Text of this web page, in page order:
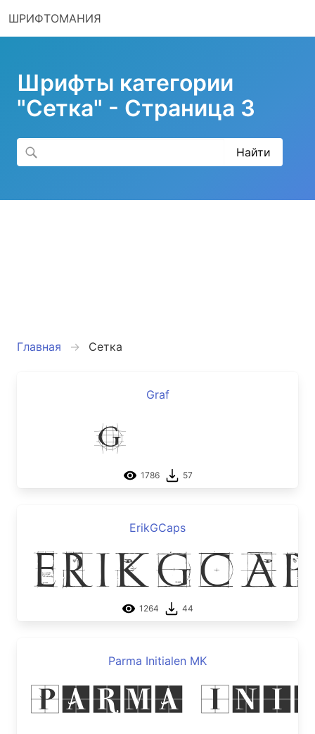
ШРИФТОМАНИЯ
Шрифты категории
"Сетка" - Страница 3
Главная Сетка
Graf
Graf
1786 57
ErikGCaps
1264 44
Parma Initialen MK
Parma